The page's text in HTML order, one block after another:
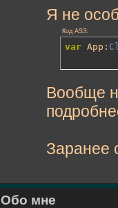
Я не
Код AS3:
var App:
Вообще
Заранее
Обо мне